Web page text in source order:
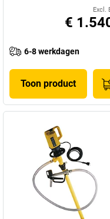
Excl.
€
6-8 werkdagen
Toon product